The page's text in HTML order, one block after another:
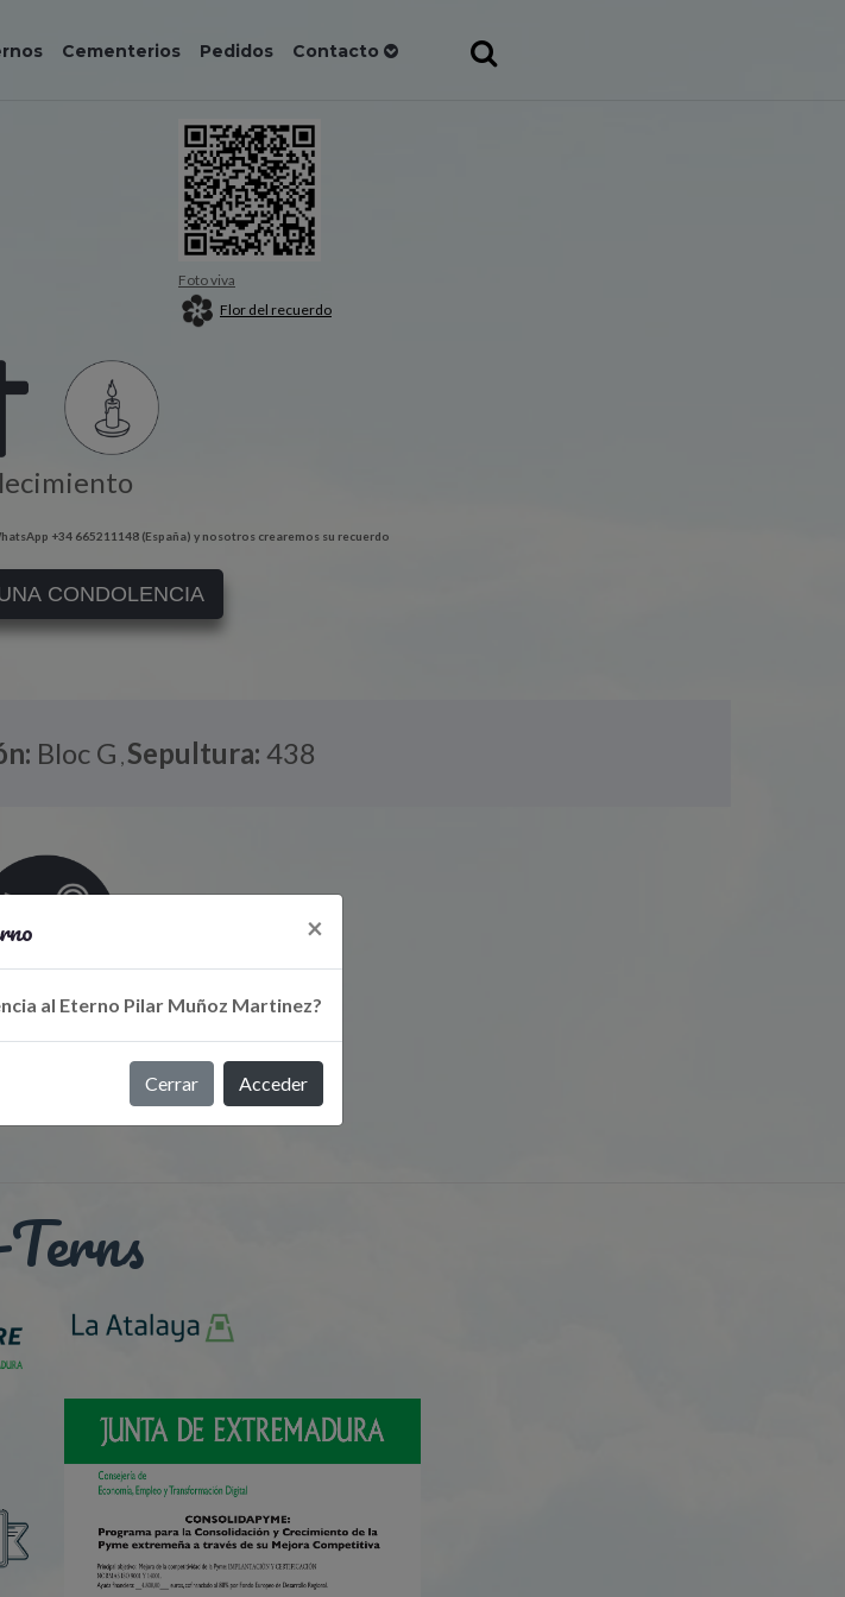
Cementerios Pedidos Contacto
Foto viva
Flor del recuerdo
+34 665211148 (España) y nosotros crearemos su recuerdo
CONDOLENCIA
Bloc G ,Sepultura: 438
Eterno
×
al Eterno Pilar Muñoz Martinez?
Cerrar Acceder